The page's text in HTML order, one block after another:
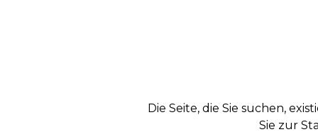
Die Seite, die Sie suchen,
Sie zur